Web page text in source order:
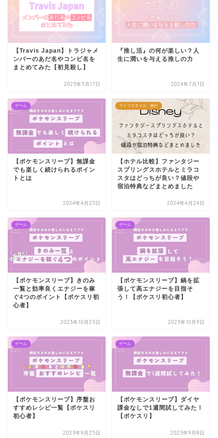
【Travis Japan】トラジャメ
ンバーのあだ名やコンビ名を
まとめてみた【初見殺し】
2025年5月17日
『推し活』の何が楽しい？人
生に潤いを与える推しの力
2024年7月1日
ゲーム
【ポケモンスリープ】無課金
でも楽しく続けられるポイン
トとは
2024年4月25日
ライフスタイル・旅行
【ホテル比較】ファンタジー
スプリングスホテルとミラコ
スタはどっちが良い？値段や
宿泊特典などまとめました
2024年4月24日
ゲーム
【ポケモンスリープ】きのみ
一覧と効率良くエナジーを稼
ぐ4つのポイント【ポケスリ初
心者】
2023年10月23日
ゲーム
【ポケモンスリープ】鍋を拡
張して高エナジーを目指そ
う！【ポケスリ初心者】
2023年10月9日
ゲーム
【ポケモンスリープ】序盤お
すすめレシピ一覧【ポケスリ
初心者】
2023年9月25日
ゲーム
【ポケモンスリープ】ダイヤ
課金なしで1週間試してみた！
【ポケスリ】
2023年9月8日